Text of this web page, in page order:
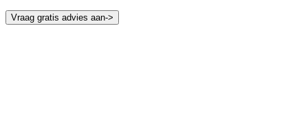
Vraag gratis advies aan->